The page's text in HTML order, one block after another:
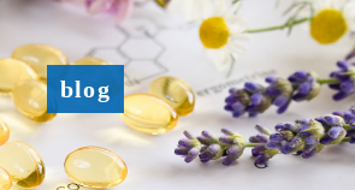
更年期障害
ニキビ・シミ
月経
blog